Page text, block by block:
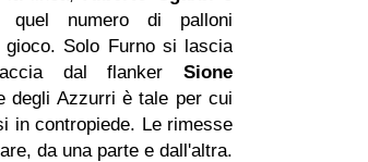
quel numero di palloni
Solo Furno si lascia
dal flanker Sione
degli Azzurri è tale per cui
in contropiede. Le rimesse
da una parte e dall'altra.